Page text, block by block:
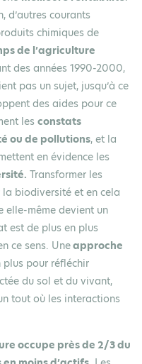
d’autres courants
chimiques de
de l’agriculture
des années 1990-2000,
pas un sujet, jusqu’à ce
des aides pour ce
les constats
ou de pollutions, et la
en évidence les
Transformer les
biodiversité et en cela
elle-même devient un
est de plus en plus
ce sens. Uneapproche
plus pour réfléchir
du sol et du vivant,
tout où les interactions
occupe près de 2/3 du